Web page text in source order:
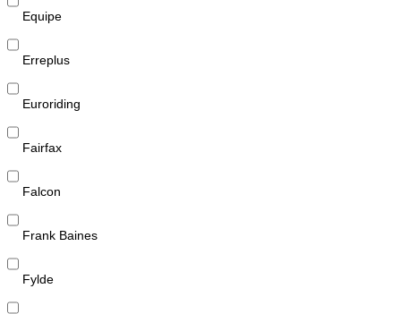
Equipe
Erreplus
Euroriding
Fairfax
Falcon
Frank Baines
Fylde